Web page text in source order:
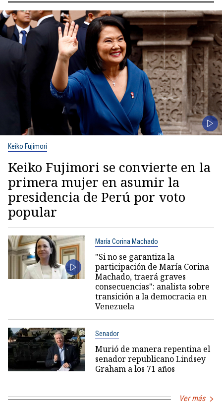
Keiko Fujimori
Keiko Fujimori se convierte en la
primera mujer en asumir la
presidencia de Perú por voto
popular
María Corina Machado
"Si no se garantiza la
participación de María Corina
Machado, traerá graves
consecuencias": analista sobre
transición a la democracia en
Venezuela
Senador
Murió de manera repentina el
senador republicano Lindsey
Graham a los 71 años
Ver más